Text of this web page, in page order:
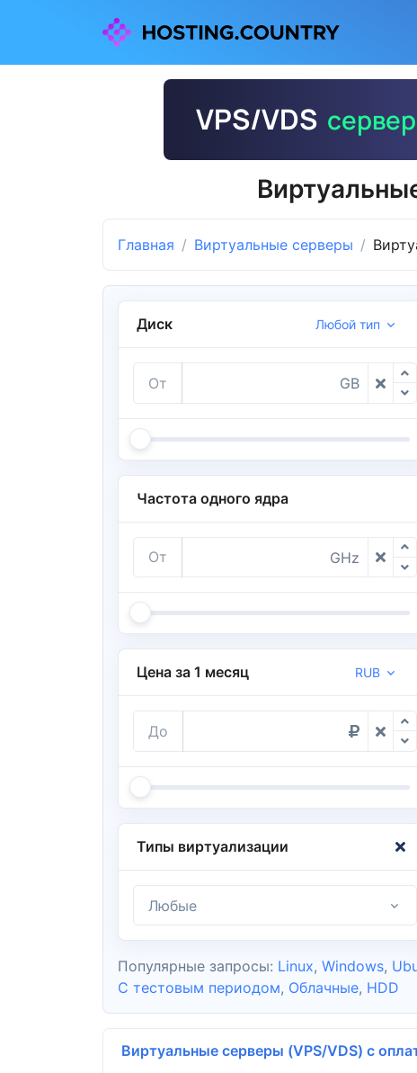
Главная Виртуальные серверы
Диск Любой тип
От GB
Частота одного ядра
От GHz
Цена за 1 месяц RUB
До
Типы виртуализации
Любые
Популярные запросы: Linux, Windows,
С тестовым периодом, Облачные, HDD
Виртуальные серверы (VPS/VDS) с